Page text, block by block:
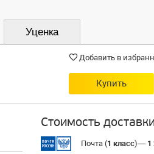
Уценка
Добавить в
Купить
Стоимость
Почта (1 класс)— 1